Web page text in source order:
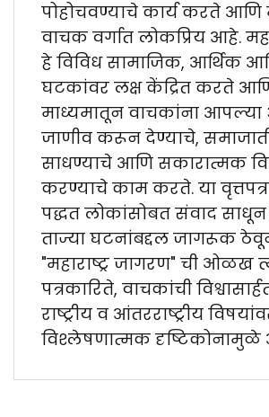
पोहोचवण्याचे कार्य करते आणि
वाचक वर्गात लोकप्रिय आहे.
हे विविध सामाजिक, आर्थिक
घटकांवर लक्ष केंद्रित करते
माध्यमातून वाचकांना आपल्या
जाणीव करून देण्याचे,
साधण्याचे आणि सकारात्मक
करण्याचे काम करते. या
पद्धत लोकांसोबत संवाद साधून
ताज्या घटनांबद्दल जागरूक
"महाराष्ट्र जागरण" ची ओळख
पत्रकारिते, वाचकांची
राष्ट्रीय व आंतरराष्ट्रीय
विश्लेषणात्मक दृष्टिकोनामुळे